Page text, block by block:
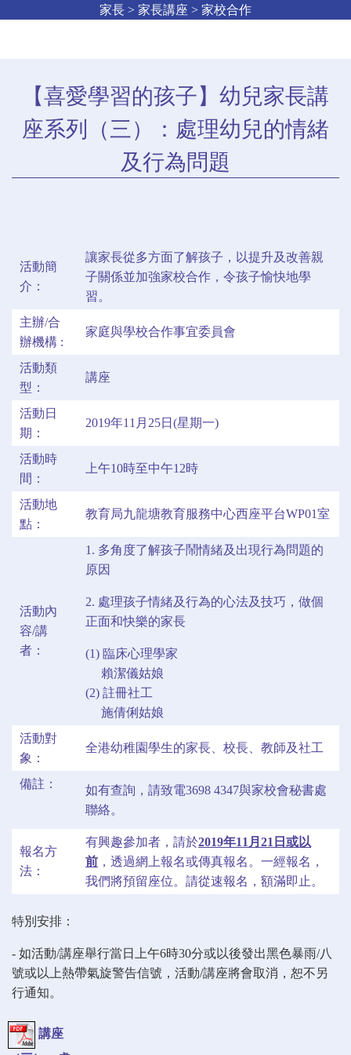
家長 > 家長講座 > 家校合作
【喜愛學習的孩子】幼兒家長講
座系列（三）：處理幼兒的情緒
及行為問題
活動簡
介：
讓家長從多方面了解孩子，以提升及改善親
子關係並加強家校合作，令孩子愉快地學
習。
主辦/合
辦機構 :
家庭與學校合作事宜委員會
活動類
型：
講座
活動日
期：
2019年11月25日(星期一)
活動時
間：
上午10時至中午12時
活動地
點：
教育局九龍塘教育服務中心西座平台WP01室
活動內
容/講
者：
1. 多角度了解孩子鬧情緒及出現行為問題的
原因
2. 處理孩子情緒及行為的心法及技巧，做個
正面和快樂的家長
(1) 臨床心理學家
賴潔儀姑娘
(2) 註冊社工
施倩俐姑娘
活動對
象：
全港幼稚園學生的家長、校長、教師及社工
備註：
如有查詢，請致電3698 4347與家校會秘書處
聯絡。
報名方
法：
有興趣參加者，請於2019年11月21日或以
前 ，透過網上報名或傳真報名。一經報名，
我們將預留座位。請從速報名，額滿即止。
特別安排：
- 如活動/講座舉行當日上午6時30分或以後發出黑色暴雨/八
號或以上熱帶氣旋警告信號， 活動/講座將會取消，恕不另
行通知。
講座